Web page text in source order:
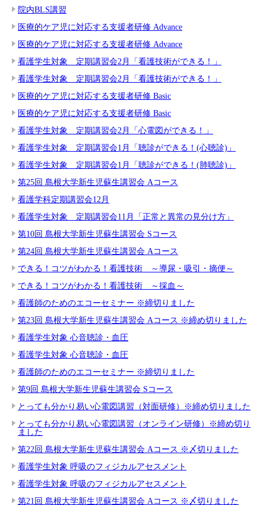
院内BLS講習
医療的ケア児に対応する支援者研修 Advance
医療的ケア児に対応する支援者研修 Advance
看護学生対象 定期講習会2月「看護技術ができる！」
看護学生対象 定期講習会2月「看護技術ができる！」
医療的ケア児に対応する支援者研修 Basic
医療的ケア児に対応する支援者研修 Basic
看護学生対象 定期講習会2月「心電図ができる！」
看護学生対象 定期講習会1月「聴診ができる！(心聴診)」
看護学生対象 定期講習会1月「聴診ができる！(肺聴診)」
第25回 島根大学新生児蘇生講習会 Aコース
看護学科定期講習会12月
看護学生対象 定期講習会11月「正常と異常の見分け方」
第10回 島根大学新生児蘇生講習会 Sコース
第24回 島根大学新生児蘇生講習会 Aコース
できる！コツがわかる！看護技術 ～導尿・吸引・摘便～
できる！コツがわかる！看護技術 ～採血～
看護師のためのエコーセミナー ※締切りました
第23回 島根大学新生児蘇生講習会 Aコース ※締め切りました
看護学生対象 心音聴診・血圧
看護学生対象 心音聴診・血圧
看護師のためのエコーセミナー ※締切りました
第9回 島根大学新生児蘇生講習会 Sコース
とっても分かり易い心電図講習（対面研修）※締め切りました
とっても分かり易い心電図講習（オンライン研修）※締め切り
ました
第22回 島根大学新生児蘇生講習会 Aコース ※〆切りました
看護学生対象 呼吸のフィジカルアセスメント
看護学生対象 呼吸のフィジカルアセスメント
第21回 島根大学新生児蘇生講習会 Aコース ※〆切りました